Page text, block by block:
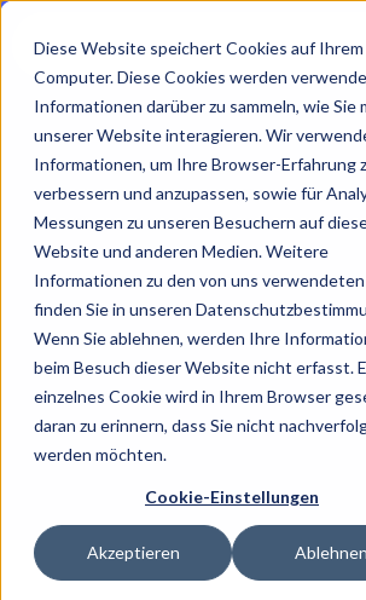
Diese Website speichert Cookies auf Ihrem
Computer. Diese Cookies werden
Informationen darüber zu sammeln, wie Sie
unserer Website interagieren. Wir
Informationen, um Ihre Browser-Erfahrung
verbessern und anzupassen, sowie für
Messungen zu unseren Besuchern auf
Website und anderen Medien. Weitere
Informationen zu den von uns
finden Sie in unseren
Wenn Sie ablehnen, werden Ihre
beim Besuch dieser Website nicht erfasst.
einzelnes Cookie wird in Ihrem Browser
daran zu erinnern, dass Sie nicht
werden möchten.
Cookie-Einstellungen
Akzeptieren Ablehnen